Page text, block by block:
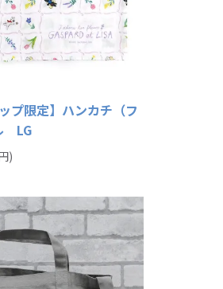
プ限定】ハンカチ（フ
LG
)